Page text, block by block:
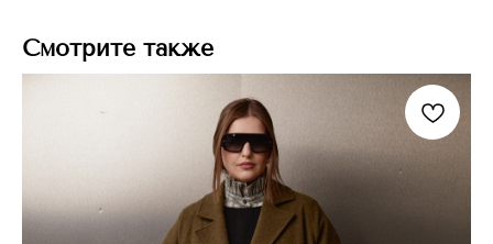
Смотрите также